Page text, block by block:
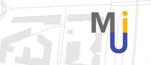
Skip
to